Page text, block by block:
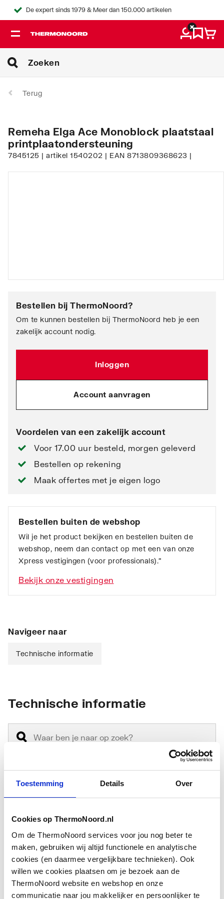
Toestemming Details Over
Cookies op ThermoNoord.nl
Om de ThermoNoord services voor jou nog beter te
maken, gebruiken wij altijd functionele en analytische
cookies (en daarmee vergelijkbare technieken). Ook
willen we cookies plaatsen om je bezoek aan de
ThermoNoord website en webshop en onze
communicatie naar jou makkelijker en persoonlijker te
De expert sinds 1979 & Meer dan 150.000 artikelen
Terug
Remeha Elga Ace Monoblock plaatstaal
printplaatondersteuning
7845125 | artikel 1540202 | EAN 8713809368623 |
Bestellen bij ThermoNoord?
Om te kunnen bestellen bij ThermoNoord heb je een
zakelijk account nodig.
Inloggen
Account aanvragen
Voordelen van een zakelijk account
Voor 17.00 uur besteld, morgen geleverd
Bestellen op rekening
Maak offertes met je eigen logo
Bestellen buiten de webshop
Wil je het product bekijken en bestellen buiten de
webshop, neem dan contact op met een van onze
Xpress vestigingen (voor professionals).”
Bekijk onze vestigingen
Navigeer naar
Technische informatie
Technische informatie
Geschikt voor
Toebehoren Nee
Onderdeel Ja